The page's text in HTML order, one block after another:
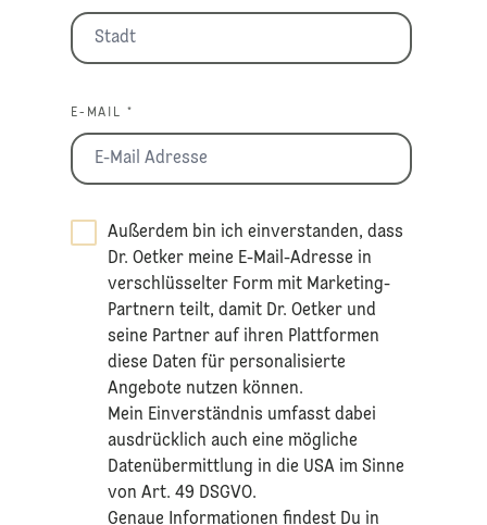
E-MAIL *
Außerdem bin ich einverstanden, dass
Dr. Oetker meine E-Mail-Adresse in
verschlüsselter Form mit Marketing-
Partnern teilt, damit Dr. Oetker und
seine Partner auf ihren Plattformen
diese Daten für personalisierte
Angebote nutzen können.
Mein Einverständnis umfasst dabei
ausdrücklich auch eine mögliche
Datenübermittlung in die USA im Sinne
von Art. 49 DSGVO.​
​Genaue Informationen findest Du in